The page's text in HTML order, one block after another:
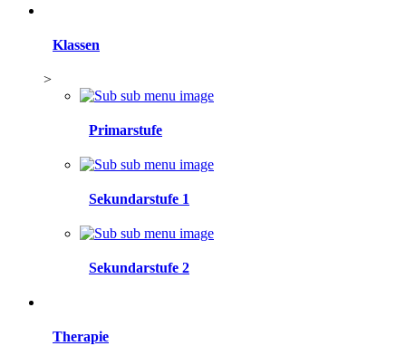
Klassen
>
Primarstufe
Sekundarstufe 1
Sekundarstufe 2
Therapie